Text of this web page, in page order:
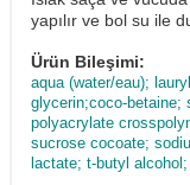
yapılır ve bol su ile
Ürün Bileşimi:
aqua (water/eau);
glycerin;coco-betaine;
polyacrylate
sucrose cocoate;
lactate; t-butyl